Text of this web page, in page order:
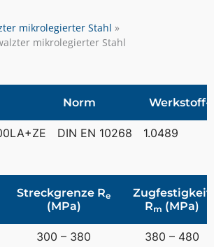
mikrolegierter Stahl
mikrolegierter Stahl
Norm Werkstoff-
DIN EN 10268 1.0489
Streckgrenze Re
(MPa)
Zugfestigkeit
Rm (MPa)
300 – 380
380 – 480